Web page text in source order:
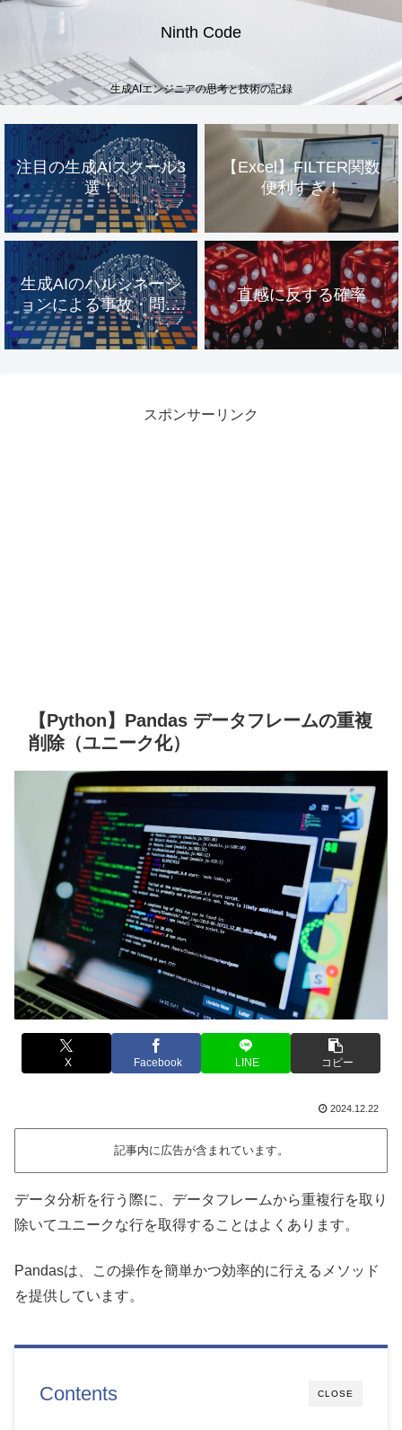
Ninth Code
生成AIエンジニアの思考と技術の記録
注目の生成AIスクール3
選！
【Excel】FILTER関数
便利すぎ！
生成AIのハルシネーシ
ョンによる事故・問題
事例
直感に反する確率
スポンサーリンク
【Python】Pandas データフレームの重複
削除（ユニーク化）
X Facebook LINE コピー
2024.12.22
記事内に広告が含まれています。
データ分析を行う際に、データフレームから重複行を取り
除いてユニークな行を取得することはよくあります。
Pandasは、この操作を簡単かつ効率的に行えるメソッド
を提供しています。
CLOSE
Contents